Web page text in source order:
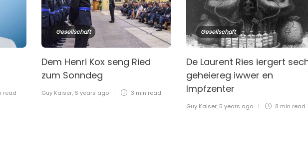
read
Gesellschaft
Dem Henri Kox seng Ried
zum Sonndeg
Guy Kaiser, 6 years ago 3 min read
Gesellschaft
De Laurent Ries iergert
geheiereg iwwer en
Impfzenter
Guy Kaiser, 5 years ago 8 min read